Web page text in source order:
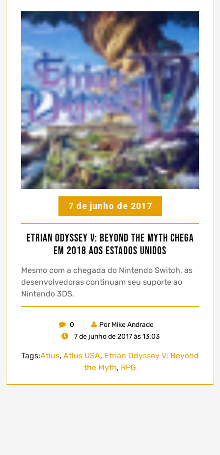
7 de junho de 2017
Etrian Odyssey V: Beyond the Myth chega
em 2018 aos Estados Unidos
Mesmo com a chegada do Nintendo Switch, as
desenvolvedoras continuam seu suporte ao
Nintendo 3DS.
0
Por Mike Andrade
7 de junho de 2017 às 13:03
Tags:Atlus, Atlus USA, Etrian Odyssey V: Beyond
the Myth, RPG